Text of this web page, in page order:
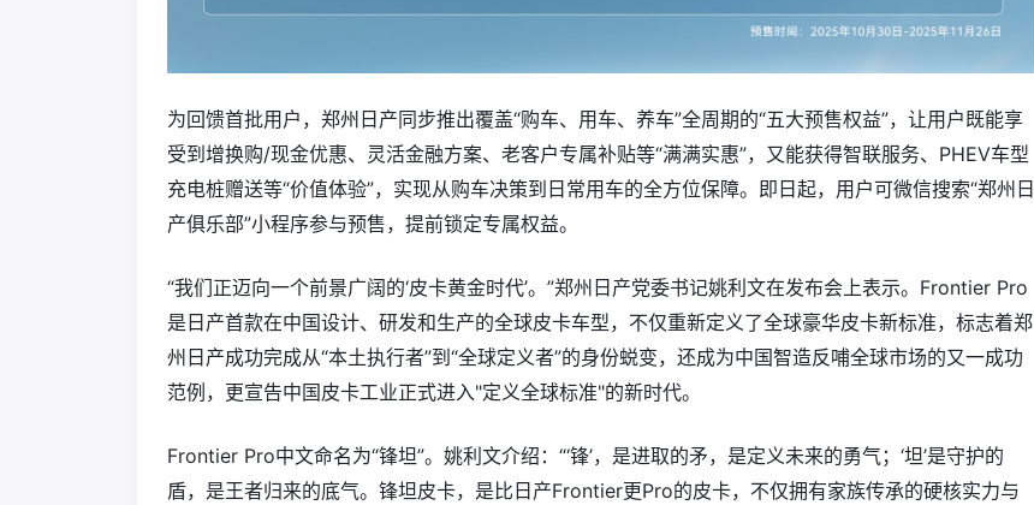
为回馈首批用户，郑州日产同步推出覆盖“购车、用车、养车”全周期的“五大预售权益”，让用户既能享
受到增换购/现金优惠、灵活金融方案、老客户专属补贴等“满满实惠”，又能获得智联服务、PHEV车型
充电桩赠送等“价值体验”，实现从购车决策到日常用车的全方位保障。即日起，用户可微信搜索“郑州日
产俱乐部”小程序参与预售，提前锁定专属权益。
“我们正迈向一个前景广阔的‘皮卡黄金时代’。”郑州日产党委书记姚利文在发布会上表示。Frontier Pro
是日产首款在中国设计、研发和生产的全球皮卡车型，不仅重新定义了全球豪华皮卡新标准，标志着郑
州日产成功完成从“本土执行者”到“全球定义者”的身份蜕变，还成为中国智造反哺全球市场的又一成功
范例，更宣告中国皮卡工业正式进入"定义全球标准"的新时代。
Frontier Pro中文命名为“锋坦”。姚利文介绍：“‘锋’，是进取的矛，是定义未来的勇气；‘坦’是守护的
盾，是王者归来的底气。锋坦皮卡，是比日产Frontier更Pro的皮卡，不仅拥有家族传承的硬核实力与